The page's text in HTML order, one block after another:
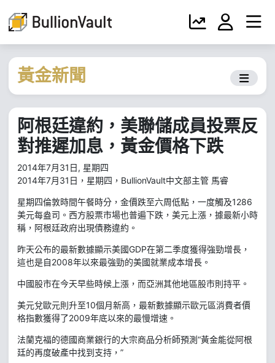
黃金新聞
阿根廷違約，美聯儲成員投票反
對推遲加息，黃金價格下跌
2014年7月31日, 星期四
2014年7月31日，星期四，BullionVault中文部主管 馬睿
星期四倫敦時間午餐時分，金價跌至六周低點，一度觸及1286
美元每盎司。西方股票市場也普遍下跌，美元上漲，據最新小時
稱，阿根廷政府出現債務違約。
昨天公布的最新數據顯示美國GDP在第二季度獲得強勁增長，
這也是自2008年以來最強勁的美國就業成本增長。
中國股市在今天早些時候上漲，而亞洲其他地區股市則持平。
美元兌歐元則升至10個月新高，最新數據顯示歐元區消費者價
格指數獲得了2009年底以來的最慢增速。
法蘭克福的德國商業銀行的大宗商品分析師預測“黃金能從阿根
廷的再度破產中找到支持，”